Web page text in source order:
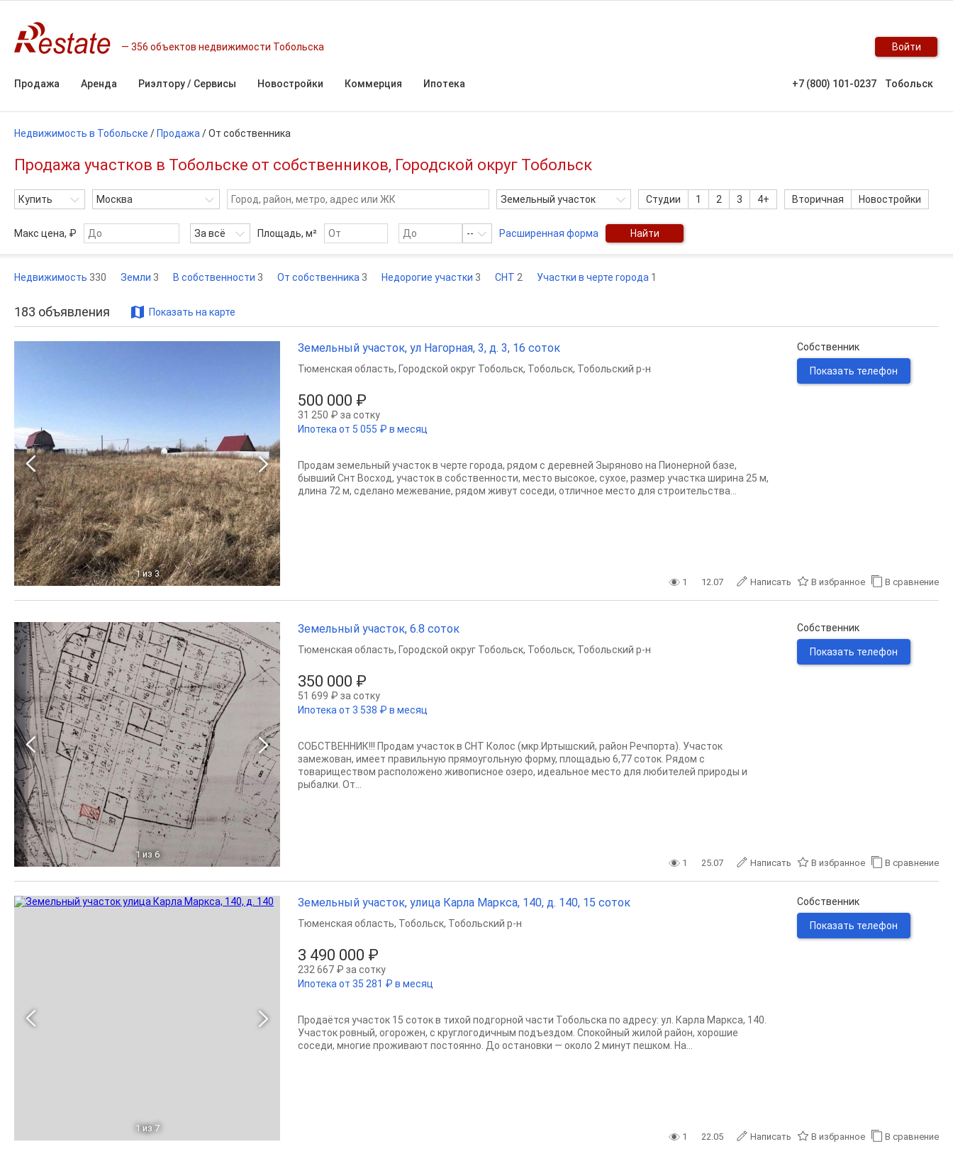
356 объектов недвижимости Тобольска Войти
Продажа Аренда Риэлтору / Сервисы Новостройки Коммерция Ипотека +7 (800) 101-0237 Тобольск
Недвижимость в Тобольске / Продажа /От собственника
Продажа участков в Тобольске от собственников, Городской округ Тобольск
Купить Москва Земельный участок Студии 1 2 3 4+ Вторичная Новостройки
Макс цена, ₽ За всё Площадь, м² -- Расширенная форма Найти
Недвижимость 330 Земли 3 В собственности 3 От собственника 3 Недорогие участки 3 СНТ 2 Участки в черте города 1
183 объявления Показать на карте
1 из 3
Земельный участок, ул Нагорная, 3, д. 3, 16 соток
500 000 ₽
31 250 ₽ за сотку
Ипотека от 5 055 ₽ в месяц
Тюменская область, Городской округ Тобольск, Тобольск, Тобольский р-н
Продам земельный участок в черте города, рядом с деревней Зыряново на Пионерной базе,
бывший Снт Восход, участок в собственности, место высокое, сухое, размер участка ширина 25 м,
длина 72 м, сделано межевание, рядом живут соседи, отличное место для строительства...
Собственник
Показать телефон
1 12.07 Написать В избранное В сравнение
1 из 6
Земельный участок, 6.8 соток
350 000 ₽
51 699 ₽ за сотку
Ипотека от 3 538 ₽ в месяц
Тюменская область, Городской округ Тобольск, Тобольск, Тобольский р-н
СОБСТВЕННИК!!! Продам участок в СНТ Колос (мкр.Иртышский, район Речпорта). Участок
замежован, имеет правильную прямоугольную форму, площадью 6,77 соток. Рядом с
товариществом расположено живописное озеро, идеальное место для любителей природы и
рыбалки. От...
Собственник
Показать телефон
1 25.07 Написать В избранное В сравнение
1 из 7
Земельный участок, улица Карла Маркса, 140, д. 140, 15 соток
3 490 000 ₽
232 667 ₽ за сотку
Ипотека от 35 281 ₽ в месяц
Тюменская область, Тобольск, Тобольский р-н
Продаётся участок 15 соток в тихой подгорной части Тобольска по адресу: ул. Карла Маркса, 140.
Участок ровный, огорожен, с круглогодичным подъездом. Спокойный жилой район, хорошие
соседи, многие проживают постоянно. До остановки — около 2 минут пешком. На...
Собственник
Показать телефон
1 22.05 Написать В избранное В сравнение